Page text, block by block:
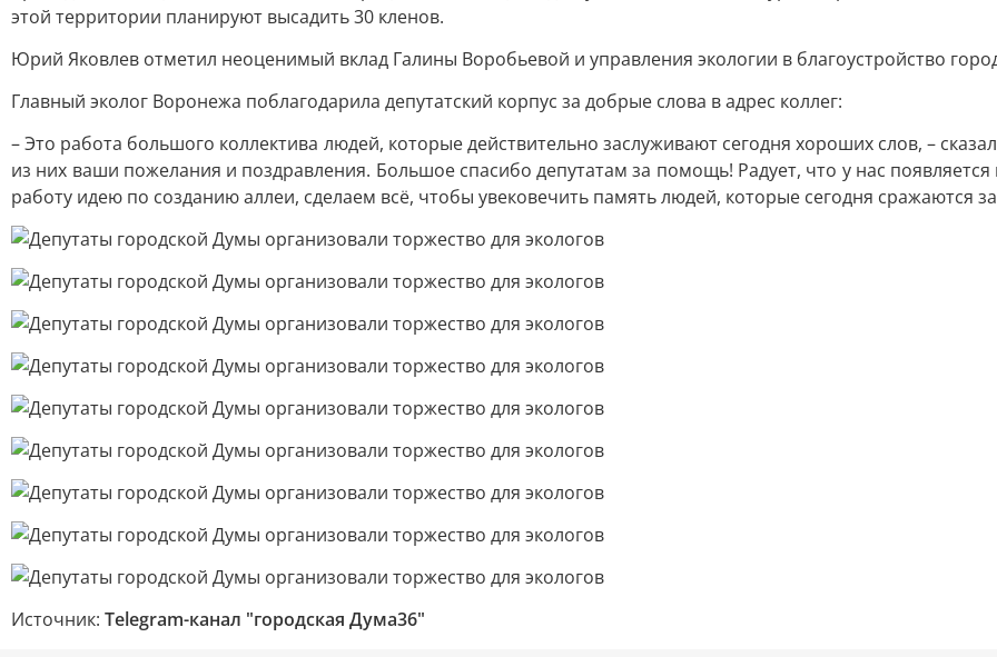
этой территории планируют высадить 30 кленов.
Юрий Яковлев отметил неоценимый вклад Галины Воробьевой и управления экологии в благоустройство
Главный эколог Воронежа поблагодарила депутатский корпус за добрые слова в адрес коллег:
– Это работа большого коллектива людей, которые действительно заслуживают сегодня хороших слов, –
из них ваши пожелания и поздравления. Большое спасибо депутатам за помощь! Радует, что у нас
работу идею по созданию аллеи, сделаем всё, чтобы увековечить память людей, которые сегодня сражаются
Источник: Telegram-канал "городская Дума36"